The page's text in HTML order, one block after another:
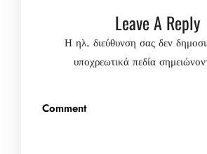
Leave A Reply
Η ηλ. διεύθυνση σας δεν
υποχρεωτικά πεδία
Comment